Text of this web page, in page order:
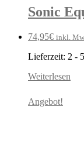
Sonic
74,95€ inkl.
Lieferzeit: 2 -
Weiterlesen
Angebot!